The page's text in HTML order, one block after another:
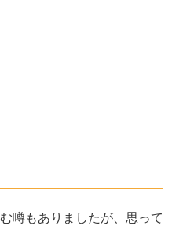
噂もありましたが、思って